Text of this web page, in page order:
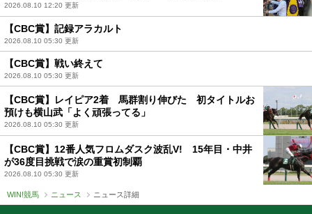
2026.08.10 12:20 更新
【CBC賞】記録アラカルト
2026.08.10 05:30 更新
【CBC賞】戦い終えて
2026.08.10 05:30 更新
【CBC賞】レイピア2着 馬群割り伸びた 初タイトルお
預けも横山武「よく頑張ってる」
2026.08.10 05:30 更新
【CBC賞】12番人気フロムダスク波乱V! 15年目・中井
が36度目挑戦で涙の重賞初制覇
2026.08.10 05:30 更新
WIN!競馬 ニュース ニュース詳細